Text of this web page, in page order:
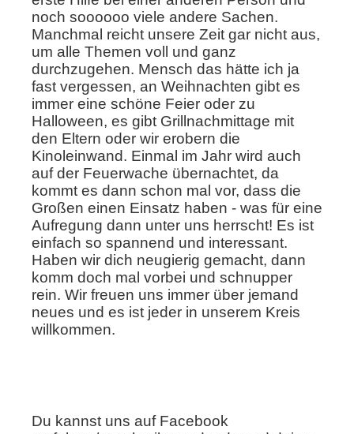
noch soooooo viele andere Sachen.
Manchmal reicht unsere Zeit gar nicht aus,
um alle Themen voll und ganz
durchzugehen. Mensch das hätte ich ja
fast vergessen, an Weihnachten gibt es
immer eine schöne Feier oder zu
Halloween, es gibt Grillnachmittage mit
den Eltern oder wir erobern die
Kinoleinwand. Einmal im Jahr wird auch
auf der Feuerwache übernachtet, da
kommt es dann schon mal vor, dass die
Großen einen Einsatz haben - was für eine
Aufregung dann unter uns herrscht! Es ist
einfach so spannend und interessant.
Haben wir dich neugierig gemacht, dann
komm doch mal vorbei und schnupper
rein. Wir freuen uns immer über jemand
neues und es ist jeder in unserem Kreis
willkommen.
Du kannst uns auf Facebook